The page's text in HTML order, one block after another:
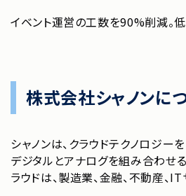
イベント運営の工数を90%削減。
株式会社シャノンに
シャノンは、クラウドテクノロジー
デジタルとアナログを組み合わせる
ラウドは、製造業、⾦融、不動産